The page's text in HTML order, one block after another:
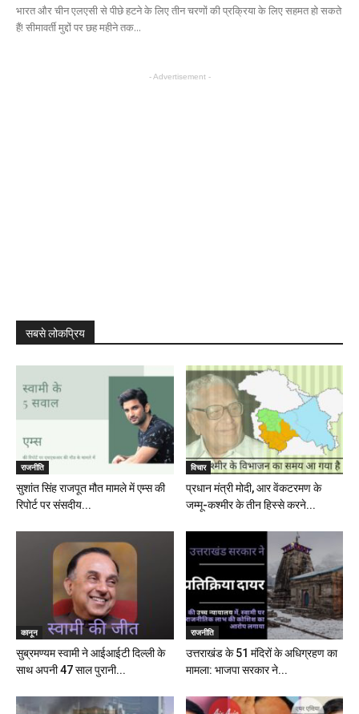
भारत और चीन एलएसी से पीछे हटने के लिए तीन चरणों की प्रक्रिया के लिए सहमत हो सकते
हैं! सीमावर्ती मुद्दों पर छह महीने तक...
- Advertisement -
सबसे लोकप्रिय
राजनीति
सुशांत सिंह राजपूत मौत मामले में एम्स की
रिपोर्ट पर संसदीय...
विचार
प्रधान मंत्री मोदी, आर वेंकटरमण के
जम्मू-कश्मीर के तीन हिस्से करने...
कानून
सुब्रमण्यम स्वामी ने आईआईटी दिल्ली के
साथ अपनी 47 साल पुरानी...
राजनीति
उत्तराखंड के 51 मंदिरों के अधिग्रहण का
मामला: भाजपा सरकार ने...